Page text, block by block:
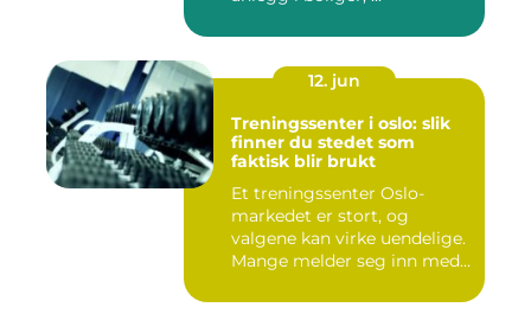
12. jun
Treningssenter i oslo: slik
finner du stedet som
faktisk blir brukt
Et treningssenter Oslo-
markedet er stort, og
valgene kan virke uendelige.
Mange melder seg inn med